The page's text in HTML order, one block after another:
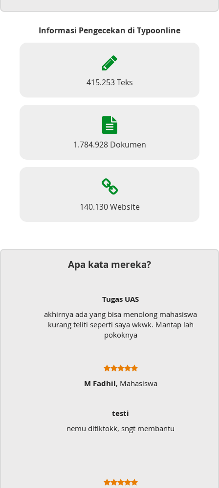
Informasi Pengecekan di Typoonline
415.253 Teks
1.784.928 Dokumen
140.130 Website
Apa kata mereka?
Tugas UAS
akhirnya ada yang bisa menolong mahasiswa
kurang teliti seperti saya wkwk. Mantap lah
pokoknya
M Fadhil, Mahasiswa
testi
nemu ditiktokk, sngt membantu